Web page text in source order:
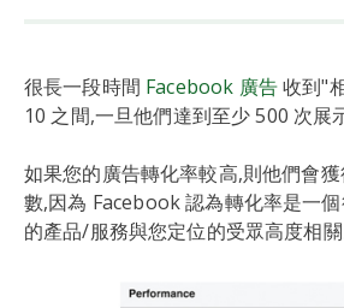
很長一段時間 Facebook 廣告收到"
10 之間,一旦他們達到至少 500 次展
如果您的廣告轉化率較高,則他們會
數,因為 Facebook 認為轉化率是一
的產品/服務與您定位的受眾高度相關